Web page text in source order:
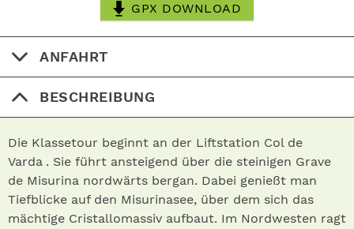
GPX DOWNLOAD
ANFAHRT
BESCHREIBUNG
Die Klassetour beginnt an der Liftstation Col de
Varda . Sie führt ansteigend über die steinigen Grave
de Misurina nordwärts bergan. Dabei genießt man
Tiefblicke auf den Misurinasee, über dem sich das
mächtige Cristallomassiv aufbaut. Im Nordwesten ragt